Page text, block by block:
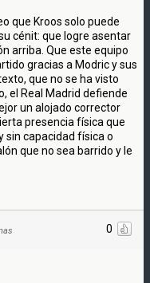
que Kroos solo puede
cénit: que logre asentar
arriba. Que este equipo
gracias a Modric y sus
que no se ha visto
el Real Madrid defiende
un alojado corrector
presencia física que
sin capacidad física o
que no sea barrido y le
0